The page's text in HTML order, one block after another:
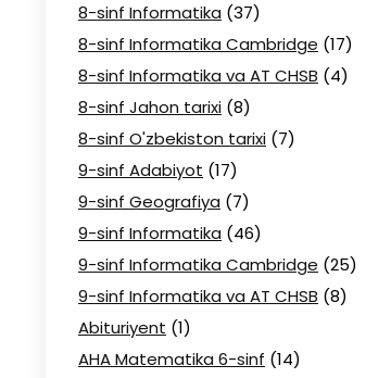
8-sinf Informatika (37)
8-sinf Informatika Cambridge (17)
8-sinf Informatika va AT CHSB (4)
8-sinf Jahon tarixi (8)
8-sinf O'zbekiston tarixi (7)
9-sinf Adabiyot (17)
9-sinf Geografiya (7)
9-sinf Informatika (46)
9-sinf Informatika Cambridge (25)
9-sinf Informatika va AT CHSB (8)
Abituriyent (1)
AHA Matematika 6-sinf (14)